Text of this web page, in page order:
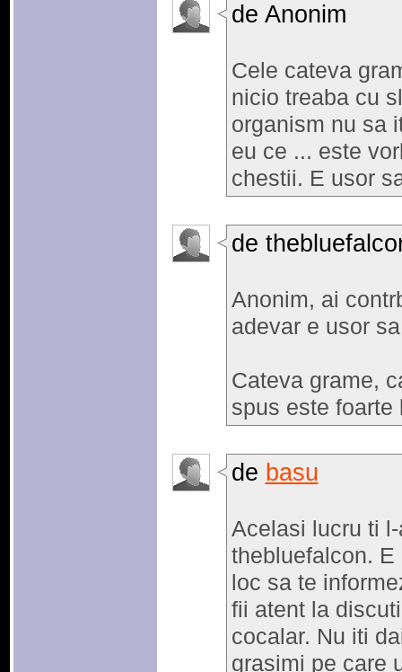
de Anonim
Cele cateva
nicio treaba cu
organism nu sa
eu ce ... este
chestii. E usor
de
Anonim, ai
adevar e usor
Cateva grame,
spus este
de basu
Acelasi lucru ti
thebluefalcon.
loc sa te
fii atent la
cocalar. Nu iti
grasimi pe care